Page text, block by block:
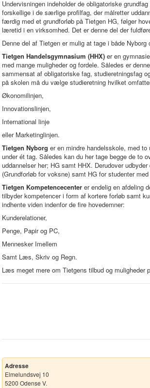
Undervisningen indeholder de obligatoriske
forskellige i de særlige profilfag, der målretter
færdig med et grundforløb på Tietgen HG, følger
læretid i en virksomhed. Det er denne del der
Denne del af Tietgen er mulig at tage i både Nyborg
Tietgen Handelsgymnasium (HHX) er en
med mange muligheder og fordele. Således er
sammensat af obligatoriske fag, studieretningsfag
på skolen må du vælge studieretning hvilket
Økonomilinjen,
Innovationslinjen,
International linje
eller Marketinglinjen.
Tietgen Nyborg er en mindre handelsskole, med to
under ét tag. Således kan du her tage begge de to
uddannelser her; HG samt HHX. Derudover
(Grundforløb for voksne) samt HG for studenter
Tietgen Kompetencecenter er endelig en afdeling
tilbyder kompetencer i form af kortere forløb samt
indhente viden indenfor de fire hovedemner:
Kunderelationer,
Penge, Papir og PC,
Mennesker Imellem
Samt Læs, Skriv og Regn.
Læs meget mere om Tietgens tilbud og muligheder
Adresse
Elmelundsvej 10
5200 Odense V.